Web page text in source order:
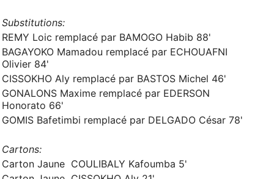
Substitutions:
REMY Loic remplacé par BAMOGO Habib 88'
BAGAYOKO Mamadou remplacé par ECHOUAFNI
Olivier 84'
CISSOKHO Aly remplacé par BASTOS Michel 46'
GONALONS Maxime remplacé par EDERSON
Honorato 66'
GOMIS Bafetimbi remplacé par DELGADO César 78'
Cartons:
Carton Jaune COULIBALY Kafoumba 5'